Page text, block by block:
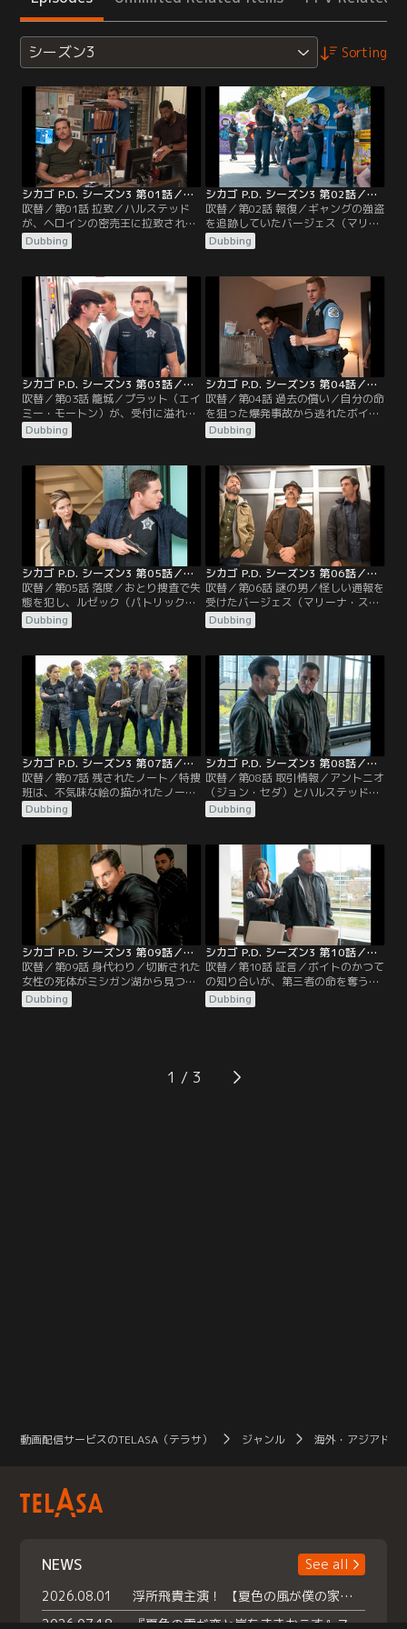
シーズン3 Sorting
シカゴ P.D. シーズン3 第01話／吹替
吹替／第01話 拉致／ハルステッド
が、ヘロインの密売王に拉致され、
特捜班メンバーが、捜査に乗り出
す。新シーズンの第1話では、シカ
大物デレク・キーズを追跡すること
になる。一方、ハルステッド（ジェ
シー・リー・ソファー）は、特捜か
ら3週間の謹慎を言い渡され、自堕
落な生活にはまったリンジー（ソフ
ィア・ブッシュ）を…。
Dubbing
シカゴ P.D. シーズン3 第02話／吹替
吹替／第02話 報復／ギャングの強盗
を追跡していたバージェス（マリー
ナ・スケルチアティ）とローマン
（ブライアン・ジェラティ）は、偶
体を発見し…。
Dubbing
シカゴ P.D. シーズン3 第03話／吹替
吹替／第03話 籠城／プラット（エイ
ミー・モートン）が、受付に溢れか
える人たちの対応をしていた時、自
分の行方不明の娘を探してもらうた
る。同じ頃、フィッシャー署長（ケ
ビン・オコーナー）は、バニー（マ
ーキー・ポスト）が、過去の件をネ
タに訴訟を起こそうとしていること
をボイト（ジェイソン・ベギー）に
知らせる。
Dubbing
シカゴ P.D. シーズン3 第04話／吹替
吹替／第04話 過去の償い／自分の命
を狙った爆発事故から逃れたボイト
（ジェイソン・ベギー）は、その犯
人が、かつて自分とオリンスキーが
る。そして、他の者を傷つける前
に、何としても彼を捕まえようとす
る。
Dubbing
シカゴ P.D. シーズン3 第05話／吹替
吹替／第05話 落度／おとり捜査で失
態を犯し、ルゼック（パトリック・
フルーガー）は、新任のクロウリー
本部長代理（バーバラ・イヴ・ハリ
る。
Dubbing
シカゴ P.D. シーズン3 第06話／吹替
吹替／第06話 謎の男／怪しい通報を
受けたバージェス（マリーナ・スケ
ルチアティ）と彼女の臨時パートナ
ーのプライス（トラビス・A・ナイ
を発見し…。
Dubbing
シカゴ P.D. シーズン3 第07話／吹替
吹替／第07話 残されたノート／特捜
班は、不気味な絵の描かれたノート
を発見する。そして、その持ち主
で、富裕層向けの学校に通い、他の
らましている十代少年の居所を探
す。一方その頃、アトウォーター
（ラロイス・ホーキンズ）は、シカ
ゴで一目置かれている黒人刑事（ヤ
モン・ウォーカー）の歓心を買おう
とする。
Dubbing
シカゴ P.D. シーズン3 第08話／吹替
吹替／第08話 取引情報／アントニオ
（ジョン・セダ）とハルステッド
（ジェシー・リー・ソファー）が信
頼を置く情報屋から、麻薬密売の情
も、麻薬の代わりに、手首を切断さ
れた死体を発見し、衝撃を受ける。
さらに捜査を進めると、死体は政府
関係の仕事をしていた者だと判明す
Dubbing
シカゴ P.D. シーズン3 第09話／吹替
吹替／第09話 身代わり／切断された
女性の死体がミシガン湖から見つか
り、ボイト（ジェイソン・ベギー）
が所属する社交クラブが関係してい
ないかと危惧する。ローマン（ブラ
イアン・ジェラティ）は、最近起き
Dubbing
シカゴ P.D. シーズン3 第10話／吹替
吹替／第10話 証言／ボイトのかつて
の知り合いが、第三者の命を奪う事
件の容疑で捕まり、捜査は、個人的
な様相を呈することになる。ボイト
で捜査対象になる。医師は、リンジ
ー（ソフィア・ブッシュ）とハルス
Dubbing
1
動画配信サービスのTELASA（テラサ） ジャンル 海外・アジアドラ
NEWS
See all
2026.08.01
浮所飛貴主演！ 【夏色の風が僕の家にやってきた】 本日よりテラサで独占配信スタート！
2026.07.18
『夏色の雲が恋と嵐をまきおこす』スペシャルメイキング 【Part1】2026年７月18日（土）23時30分～配信スタート！話題のシーンの裏側を大公開！豪華キャスト大集合！ 『武宮家 真夏の家族会議』開催！